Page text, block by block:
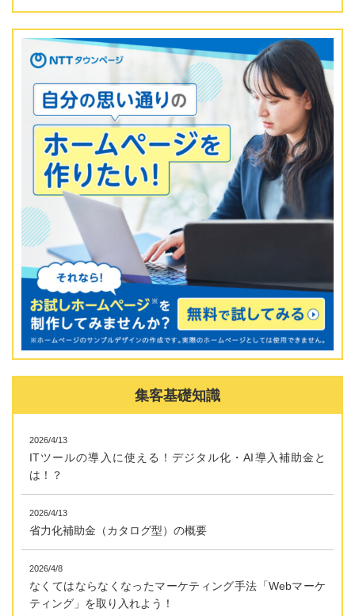
集客基礎知識
2026/4/13
ITツールの導入に使える！デジタル化・AI導入補助金と
は！？
2026/4/13
省力化補助金（カタログ型）の概要
2026/4/8
なくてはならなくなったマーケティング手法「Webマーケ
ティング」を取り入れよう！